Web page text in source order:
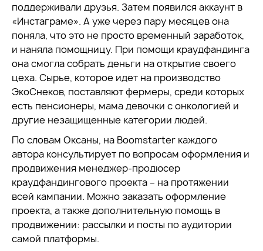
поддерживали друзья. Затем появился аккаунт в
«Инстаграме». А уже через пару месяцев она
поняла, что это не просто временный заработок,
и наняла помощницу. При помощи краудфандинга
она смогла собрать деньги на открытие своего
цеха. Сырье, которое идет на производство
ЭкоСнеков, поставляют фермеры, среди которых
есть пенсионеры, мама девочки с онкологией и
другие незащищенные категории людей.
По словам Оксаны, на Boomstarter каждого
автора консультирует по вопросам оформления и
продвижения менеджер-продюсер
краудфандингового проекта – на протяжении
всей кампании. Можно заказать оформление
проекта, а также дополнительную помощь в
продвижении: рассылки и посты по аудитории
самой платформы.